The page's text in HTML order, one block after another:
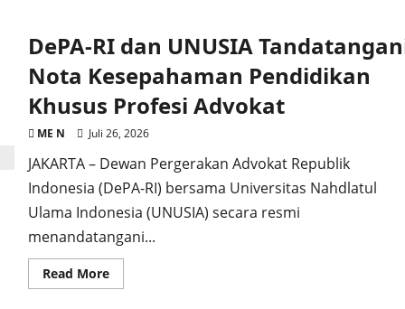
DT.
SINARO,
KEDUDUKAN
PENGHULU
ADAT
SEBAGAI
PUCUK
ADAT
NAGARI
DePA-RI dan UNUSIA
Nota Kesepahaman Pendidikan
Khusus Profesi Advokat
ME N Juli 26, 2026
JAKARTA – Dewan Pergerakan Advokat Republik
Indonesia (DePA-RI) bersama Universitas Nahdlatul
Ulama Indonesia (UNUSIA) secara resmi
menandatangani...
Read MoreRead
more